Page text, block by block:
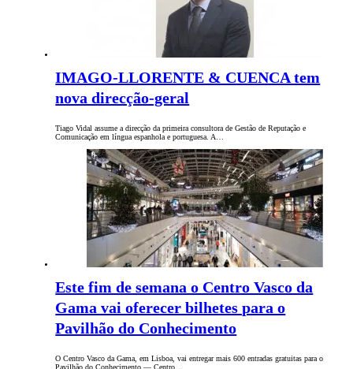
IMAGO-LLORENTE & CUENCA tem
nova direcção-geral
Tiago Vidal assume a direcção da primeira consultora de Gestão de Reputação e
Comunicação em língua espanhola e portuguesa. A…
Este fim de semana o Centro Vasco da
Gama vai oferecer bilhetes para o
Pavilhão do Conhecimento
O Centro Vasco da Gama, em Lisboa, vai entregar mais 600 entradas gratuitas para o
Pavilhão do Conhecimento — Centro…